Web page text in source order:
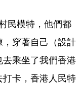
民模特，他們都
穿著自己（設計
乘坐了我們香港
卡，香港人民特